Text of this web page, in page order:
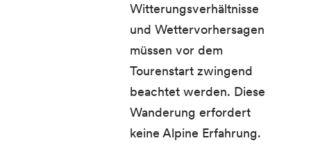
Witterungsverhältnisse
und Wettervorhersagen
müssen vor dem
Tourenstart zwingend
beachtet werden. Diese
Wanderung erfordert
keine Alpine Erfahrung.